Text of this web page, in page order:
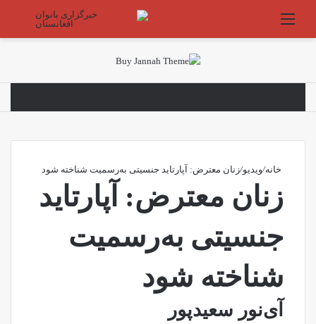
منو
خانه/ویدیو/زنان معترض: آپارتاید جنسیتی به‌رسمیت شناخته شود
زنان معترض: آپارتاید
جنسیتی به‌رسمیت
شناخته شود
آی‌نور سعیدپور